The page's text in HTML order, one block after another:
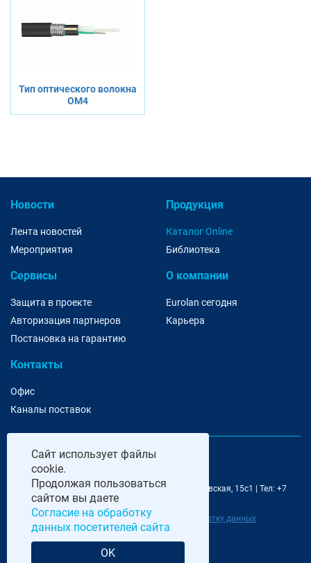
Тип оптического волокна
OM4
Новости
Лента новостей
Мероприятия
Продукция
Каталог Online
Библиотека
Сервисы
Защита в проекте
Авторизация партнеров
Постановка на гарантию
О компании
Eurolan сегодня
Карьера
Контакты
Офис
Каналы поставок
@ 2006-2026 Eurolan | 115193, Москва, 7-я Кожуховская, 15с1 | Тел: +7
495 252 07 99 | E-Mail: moscow@eurolan.ru
Политика обработки данных|Согласие на обработку данных
посетителей сайта
Разработка и сопровождение сайта
Сайт использует файлы
cookie.
Продолжая пользоваться
сайтом вы даете
Согласие на обработку
данных посетителей сайта
OK